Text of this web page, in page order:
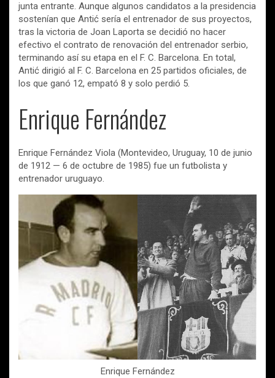
junta entrante. Aunque algunos candidatos a la presidencia
sostenían que Antić sería el entrenador de sus proyectos,
tras la victoria de Joan Laporta se decidió no hacer
efectivo el contrato de renovación del entrenador serbio,
terminando así su etapa en el F. C. Barcelona. En total,
Antić dirigió al F. C. Barcelona en 25 partidos oficiales, de
los que ganó 12, empató 8 y solo perdió 5.
Enrique Fernández
Enrique Fernández Viola (Montevideo, Uruguay, 10 de junio
de 1912 — 6 de octubre de 1985) fue un futbolista y
entrenador uruguayo.
Enrique Fernández